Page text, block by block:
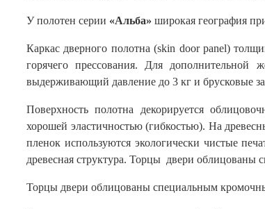
У полотен серии «Альба» широкая география
Каркас дверного полотна (skin door panel)
горячего прессования. Для дополнительной
выдерживающий давление до 3 кг и брусковые
Поверхность полотна декорируется
хорошей эластичностью (гибкостью). На
пленок используются экологически чистые
древесная структура. Торцы двери облицованы
Торцы двери облицованы специальным